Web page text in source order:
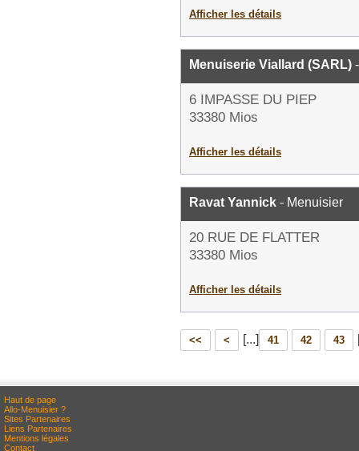
Afficher les détails
Menuiserie Viallard (SARL)
6 IMPASSE DU PIEP
33380 Mios
Afficher les détails
Ravat Yannick - Menuisier
20 RUE DE FLATTER
33380 Mios
Afficher les détails
<< < [...] 41 42 43
Haut de page
Allo-Menuisier ?
Sites Partenaires
Liens Partenaires
Mentions légales
Contact